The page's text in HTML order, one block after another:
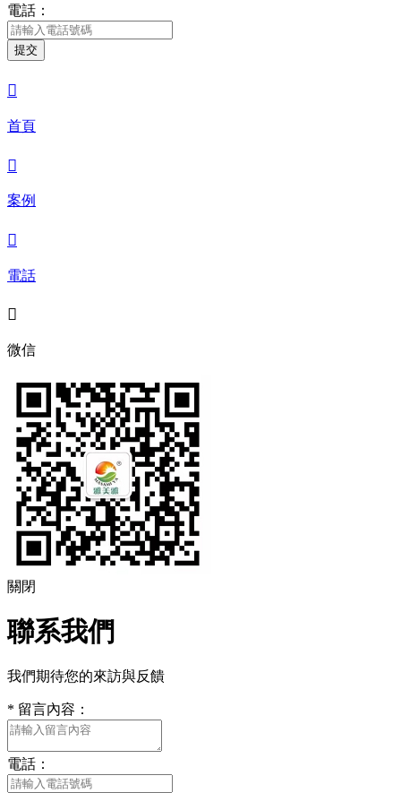
電話：
提交

首頁

案例

電話

微信
關閉
聯系我們
我們期待您的來訪與反饋
* 留言內容：
電話：